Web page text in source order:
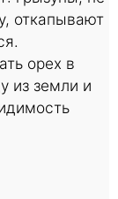
откапывают
орех в
из земли и